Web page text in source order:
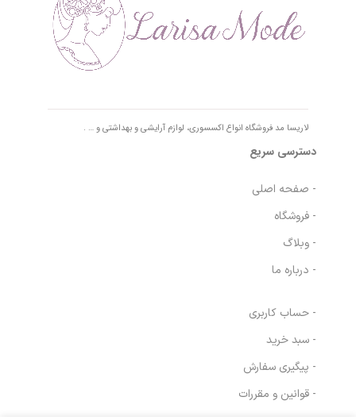
لاریسا مد فروشگاه انواع اکسسوری، لوازم آرایشی و بهداشتی و … .
دسترسی سریع
- صفحه اصلی
- فروشگاه
- وبلاگ
- درباره ما
- حساب کاربری
- سبد خرید
- پیگیری سفارش
- قوانین و مقررات